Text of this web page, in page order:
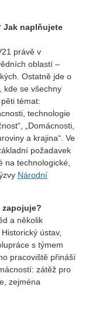
Jak naplňujete
právě v
oblastí –
Ostatně jde o
kde se všechny
témat:
technologie
„Domácnosti,
a krajina“. Ve
požadavek
na technologické,
Národní
a několik
ústav,
s týmem
pracoviště přináší
zátěž pro
zejména